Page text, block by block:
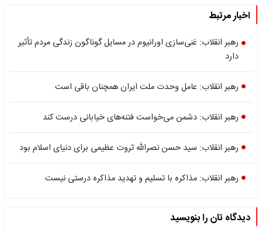
اخبار مرتبط
رهبر انقلاب: غنی‌سازی اورانیوم در مسایل گوناگون زندگی مردم تأثیر
دارد
رهبر انقلاب: عامل وحدت ملت ایران همچنان باقی است
رهبر انقلاب: دشمن می‌خواست فتنه‌های خیابانی درست کند
رهبر انقلاب: سید حسن نصرالله ثروت عظیمی برای دنیای اسلام بود
رهبر انقلاب: مذاکره با تسلیم و تهدید مذاکره درستی نیست
دیدگاه تان را بنویسید